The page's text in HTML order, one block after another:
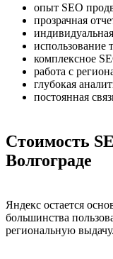
опыт SEO
прозрачная
использование
комплексное
работа с
глубокая
постоянная
Стоимость
Волгограде
Яндекс остается
большинства
региональную